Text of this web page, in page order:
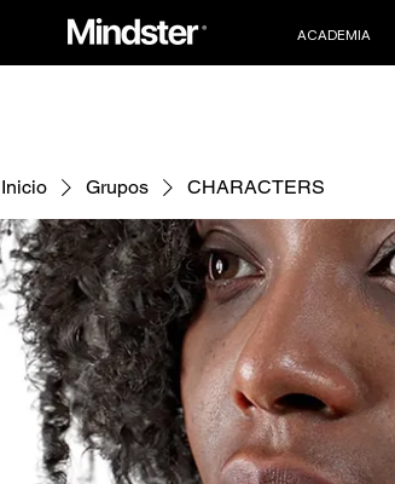
ACADEMIA
Inicio Grupos CHARACTERS